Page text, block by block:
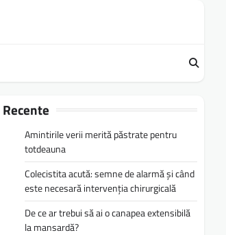
Recente
Amintirile verii merită păstrate pentru
totdeauna
Colecistita acută: semne de alarmă și când
este necesară intervenția chirurgicală
De ce ar trebui să ai o canapea extensibilă
la mansardă?